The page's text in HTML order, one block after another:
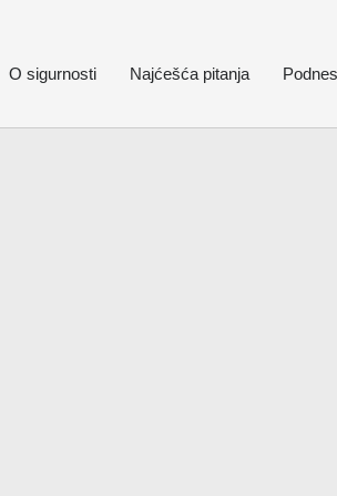
O sigurnosti Najćešća pitanja